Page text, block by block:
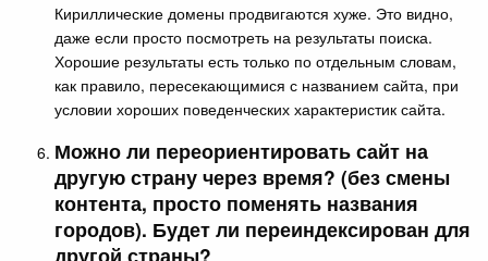
Кириллические домены продвигаются хуже. Это видно,
даже если просто посмотреть на результаты поиска.
Хорошие результаты есть только по отдельным словам,
как правило, пересекающимися с названием сайта, при
условии хороших поведенческих характеристик сайта.
Можно ли переориентировать сайт на
другую страну через время? (без смены
контента, просто поменять названия
городов). Будет ли переиндексирован для
другой страны?